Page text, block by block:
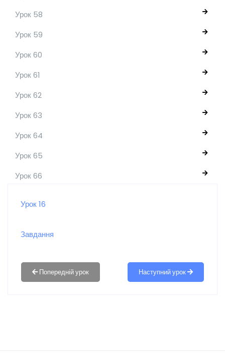
Урок 58
Урок 59
Урок 60
Урок 61
Урок 62
Урок 63
Урок 64
Урок 65
Урок 66
Урок 16
Завдання
Наступний урок